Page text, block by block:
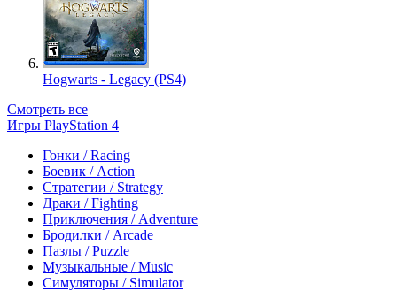
Hogwarts - Legacy (PS4)
Смотреть все
Игры PlayStation 4
Гонки / Racing
Боевик / Action
Стратегии / Strategy
Драки / Fighting
Приключения / Adventure
Бродилки / Arcade
Пазлы / Puzzle
Музыкальные / Music
Симуляторы / Simulator